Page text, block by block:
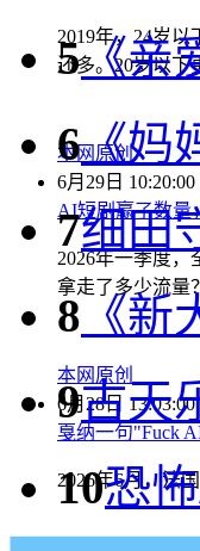
2019年，24岁
还多。20岁以下
本网原创
6月29日 10:20:00
AI短剧赢了数量
2026年一季度
拿走了多少流量？
本网原创
6月28日 13:03:00
戛纳一句"Fuck
2026年6月，法
5《亲
6《妈
7细田
8 《
9古天
10恐